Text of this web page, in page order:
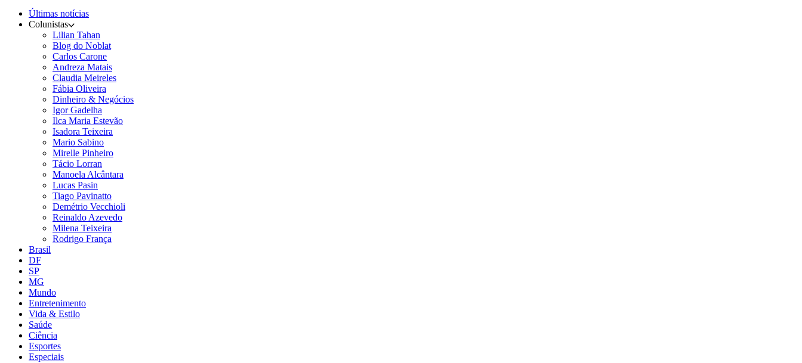
Últimas notícias
Colunistas
Lilian Tahan
Blog do Noblat
Carlos Carone
Andreza Matais
Claudia Meireles
Fábia Oliveira
Dinheiro & Negócios
Igor Gadelha
Ilca Maria Estevão
Isadora Teixeira
Mario Sabino
Mirelle Pinheiro
Tácio Lorran
Manoela Alcântara
Lucas Pasin
Tiago Pavinatto
Demétrio Vecchioli
Reinaldo Azevedo
Milena Teixeira
Rodrigo França
Brasil
DF
SP
MG
Mundo
Entretenimento
Vida & Estilo
Saúde
Ciência
Esportes
Especiais